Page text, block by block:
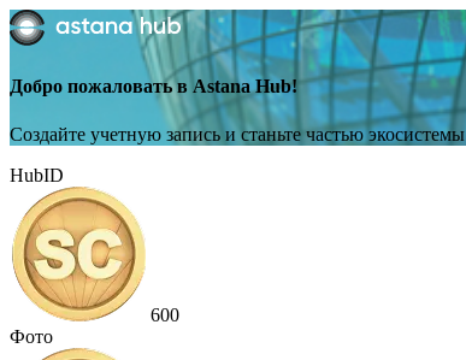
Добро пожаловать в Astana Hub!
Создайте учетную запись и станьте частью экосистемы
HubID
600
Фото